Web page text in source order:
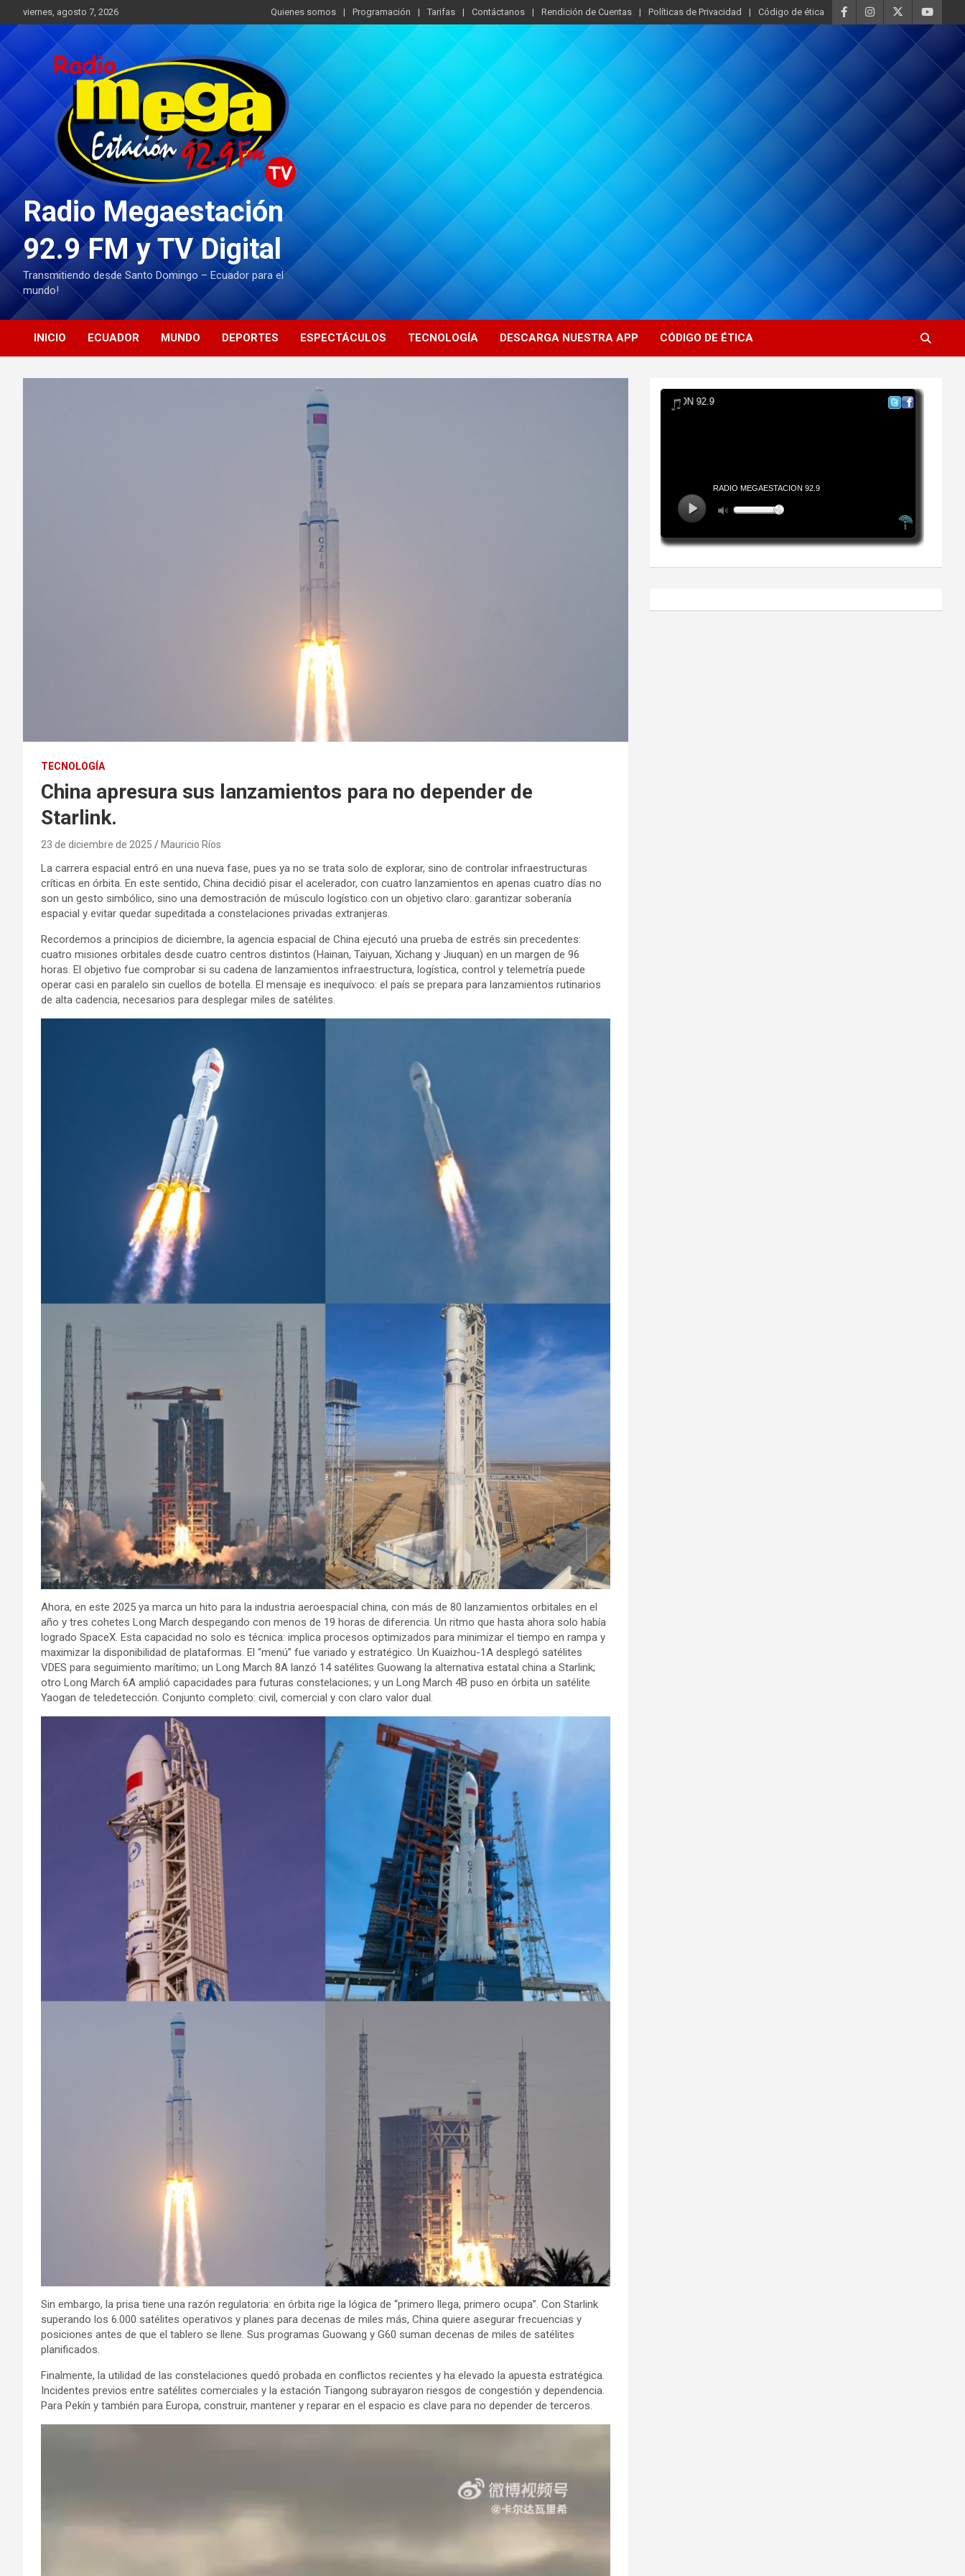
al
contenido
viernes, agosto 7, 2026 Quienes somos Programación Tarifas Contáctanos Rendición de Cuentas Políticas de Privacidad Código de ética
Radio Megaestación
92.9 FM y TV Digital
Transmitiendo desde Santo Domingo – Ecuador para el
mundo!
INICIO ECUADOR MUNDO DEPORTES ESPECTÁCULOS TECNOLOGÍA DESCARGA NUESTRA APP CÓDIGO DE ÉTICA
TECNOLOGÍA
China apresura sus lanzamientos para no depender de
Starlink.
23 de diciembre de 2025 Mauricio Ríos
La carrera espacial entró en una nueva fase, pues ya no se trata solo de explorar, sino de controlar infraestructuras
críticas en órbita. En este sentido, China decidió pisar el acelerador, con cuatro lanzamientos en apenas cuatro días no
son un gesto simbólico, sino una demostración de músculo logístico con un objetivo claro: garantizar soberanía
espacial y evitar quedar supeditada a constelaciones privadas extranjeras.
Recordemos a principios de diciembre, la agencia espacial de China ejecutó una prueba de estrés sin precedentes:
cuatro misiones orbitales desde cuatro centros distintos (Hainan, Taiyuan, Xichang y Jiuquan) en un margen de 96
horas. El objetivo fue comprobar si su cadena de lanzamientos infraestructura, logística, control y telemetría puede
operar casi en paralelo sin cuellos de botella. El mensaje es inequívoco: el país se prepara para lanzamientos rutinarios
de alta cadencia, necesarios para desplegar miles de satélites.
Ahora, en este 2025 ya marca un hito para la industria aeroespacial china, con más de 80 lanzamientos orbitales en el
año y tres cohetes Long March despegando con menos de 19 horas de diferencia. Un ritmo que hasta ahora solo había
logrado SpaceX. Esta capacidad no solo es técnica: implica procesos optimizados para minimizar el tiempo en rampa y
maximizar la disponibilidad de plataformas. El “menú” fue variado y estratégico. Un Kuaizhou-1A desplegó satélites
VDES para seguimiento marítimo; un Long March 8A lanzó 14 satélites Guowang la alternativa estatal china a Starlink;
otro Long March 6A amplió capacidades para futuras constelaciones; y un Long March 4B puso en órbita un satélite
Yaogan de teledetección. Conjunto completo: civil, comercial y con claro valor dual.
Sin embargo, la prisa tiene una razón regulatoria: en órbita rige la lógica de “primero llega, primero ocupa”. Con Starlink
superando los 6.000 satélites operativos y planes para decenas de miles más, China quiere asegurar frecuencias y
posiciones antes de que el tablero se llene. Sus programas Guowang y G60 suman decenas de miles de satélites
planificados.
Finalmente, la utilidad de las constelaciones quedó probada en conflictos recientes y ha elevado la apuesta estratégica.
Incidentes previos entre satélites comerciales y la estación Tiangong subrayaron riesgos de congestión y dependencia.
Para Pekín y también para Europa, construir, mantener y reparar en el espacio es clave para no depender de terceros.